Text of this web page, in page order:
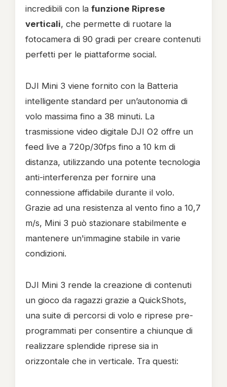
incredibili con la funzione Riprese
verticali, che permette di ruotare la
fotocamera di 90 gradi per creare contenuti
perfetti per le piattaforme social.
DJI Mini 3 viene fornito con la Batteria
intelligente standard per un’autonomia di
volo massima fino a 38 minuti. La
trasmissione video digitale DJI O2 offre un
feed live a 720p/30fps fino a 10 km di
distanza, utilizzando una potente tecnologia
anti-interferenza per fornire una
connessione affidabile durante il volo.
Grazie ad una resistenza al vento fino a 10,7
m/s, Mini 3 può stazionare stabilmente e
mantenere un'immagine stabile in varie
condizioni.
DJI Mini 3 rende la creazione di contenuti
un gioco da ragazzi grazie a QuickShots,
una suite di percorsi di volo e riprese pre-
programmati per consentire a chiunque di
realizzare splendide riprese sia in
orizzontale che in verticale. Tra questi: